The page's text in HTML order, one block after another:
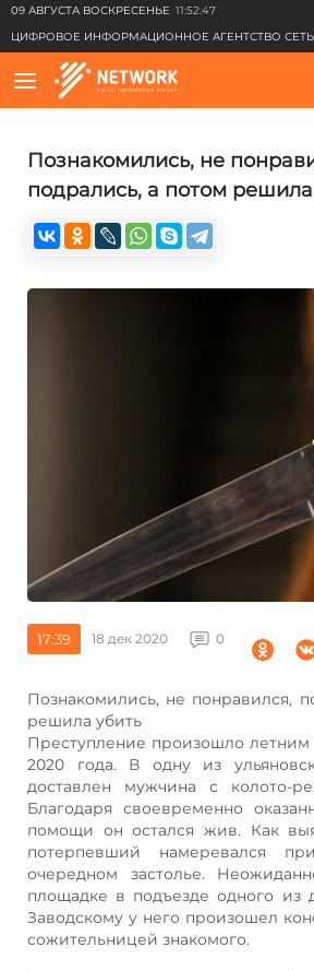
09 АВГУСТА ВОСКРЕСЕНЬЕ 11:52:47
ЦИФРОВОЕ ИНФОРМАЦИОННОЕ АГЕНТСТВО СЕТЬ
Познакомились, не
подрались, а потом
17:39 18 дек 2020 0
Познакомились, не понравился,
решила убить
Преступление произошло летним
2020 года. В одну из
доставлен мужчина с колото-
Благодаря своевременно
помощи он остался жив. Как
потерпевший намеревался
очередном застолье.
площадке в подъезде одного из
Заводскому у него произошел
сожительницей знакомого.